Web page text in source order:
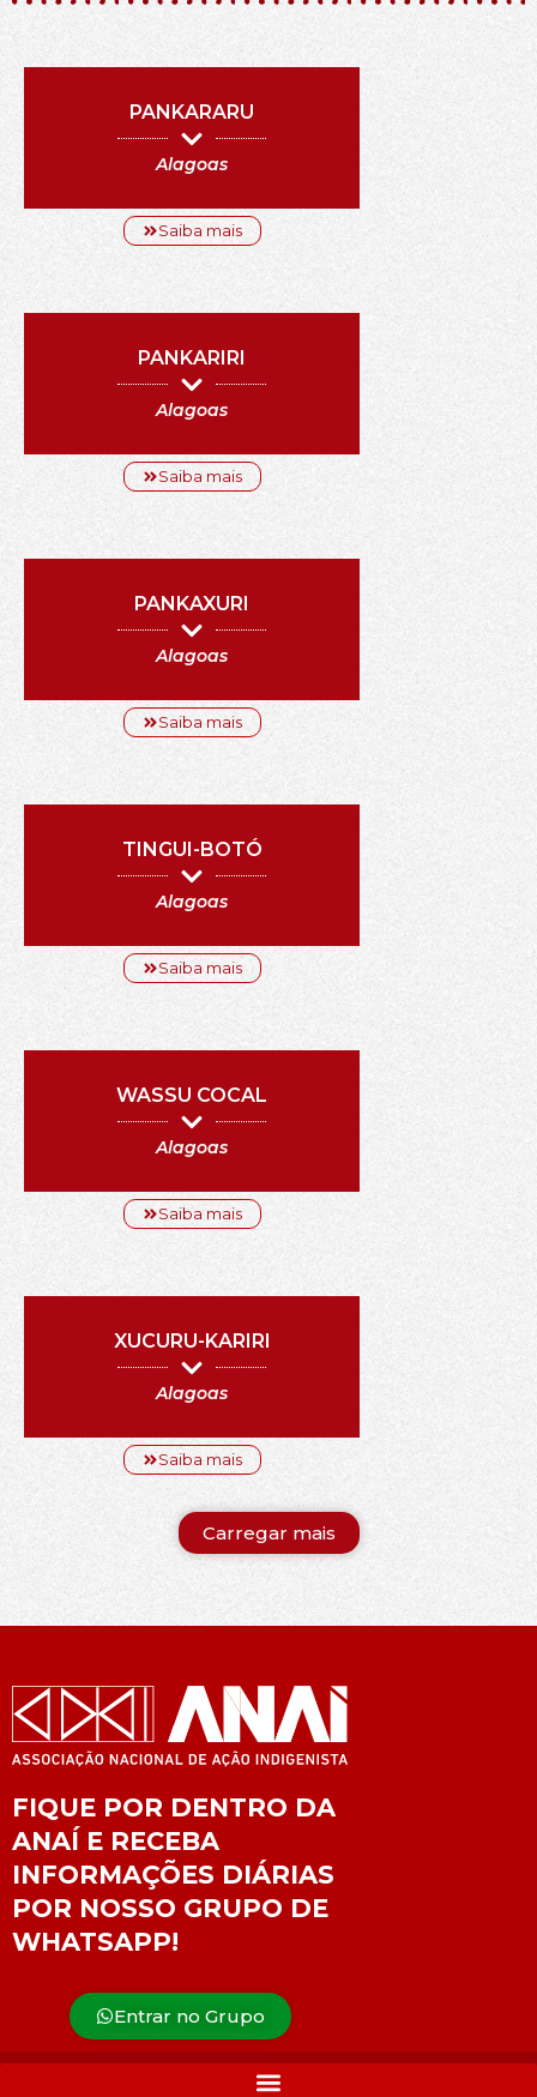
PANKARARU
Alagoas
Saiba mais
PANKARIRI
Alagoas
Saiba mais
PANKAXURI
Alagoas
Saiba mais
TINGUI-BOTÓ
Alagoas
Saiba mais
WASSU COCAL
Alagoas
Saiba mais
XUCURU-KARIRI
Alagoas
Saiba mais
Carregar mais
FIQUE POR DENTRO DA
ANAÍ E RECEBA
INFORMAÇÕES DIÁRIAS
POR NOSSO GRUPO DE
WHATSAPP!
Entrar no Grupo